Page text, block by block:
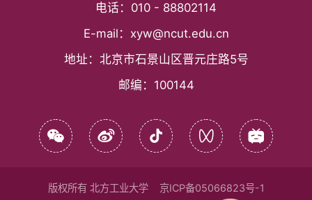
电话： 010 - 88802114
E-mail： xyw@ncut.edu.cn
地址： 北京市石景山区晋元庄路5号
邮编： 100144
版权所有 北方工业大学 京ICP备05066823号-1